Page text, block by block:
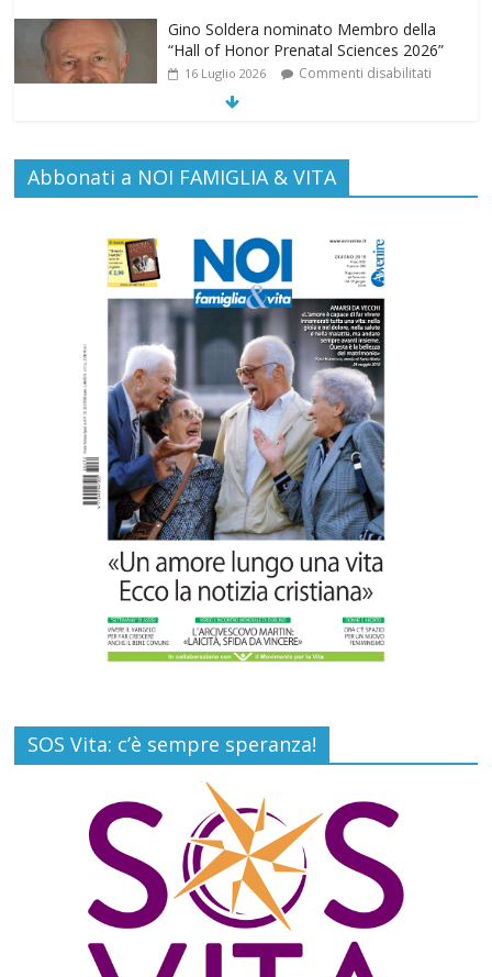
Gino Soldera nominato Membro della
“Hall of Honor Prenatal Sciences 2026”
16 Luglio 2026 Commenti disabilitati
EDITORIA: “LETTERE AL POPOLO
DELLA VITA”
13 Luglio 2026 Commenti disabilitati
Paolo VI, un santo che canta la bellezza
della vita
6 Agosto 2026 Commenti disabilitati
“Pace nel grembo è pace nel mondo”: a
Lecce il 46° Convegno Nazionale del
Movimento per la Vita
31 Luglio 2026 Commenti disabilitati
Abbonati a NOI FAMIGLIA & VITA
SOS Vita: c’è sempre speranza!